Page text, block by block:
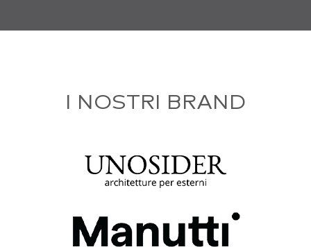
I NOSTRI BRAND